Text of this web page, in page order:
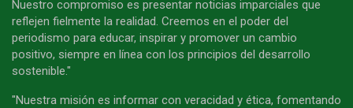
Nuestro compromiso es presentar noticias imparciales que
reflejen fielmente la realidad. Creemos en el poder del
periodismo para educar, inspirar y promover un cambio
positivo, siempre en línea con los principios del desarrollo
sostenible."
"Nuestra misión es informar con veracidad y ética, fomentando